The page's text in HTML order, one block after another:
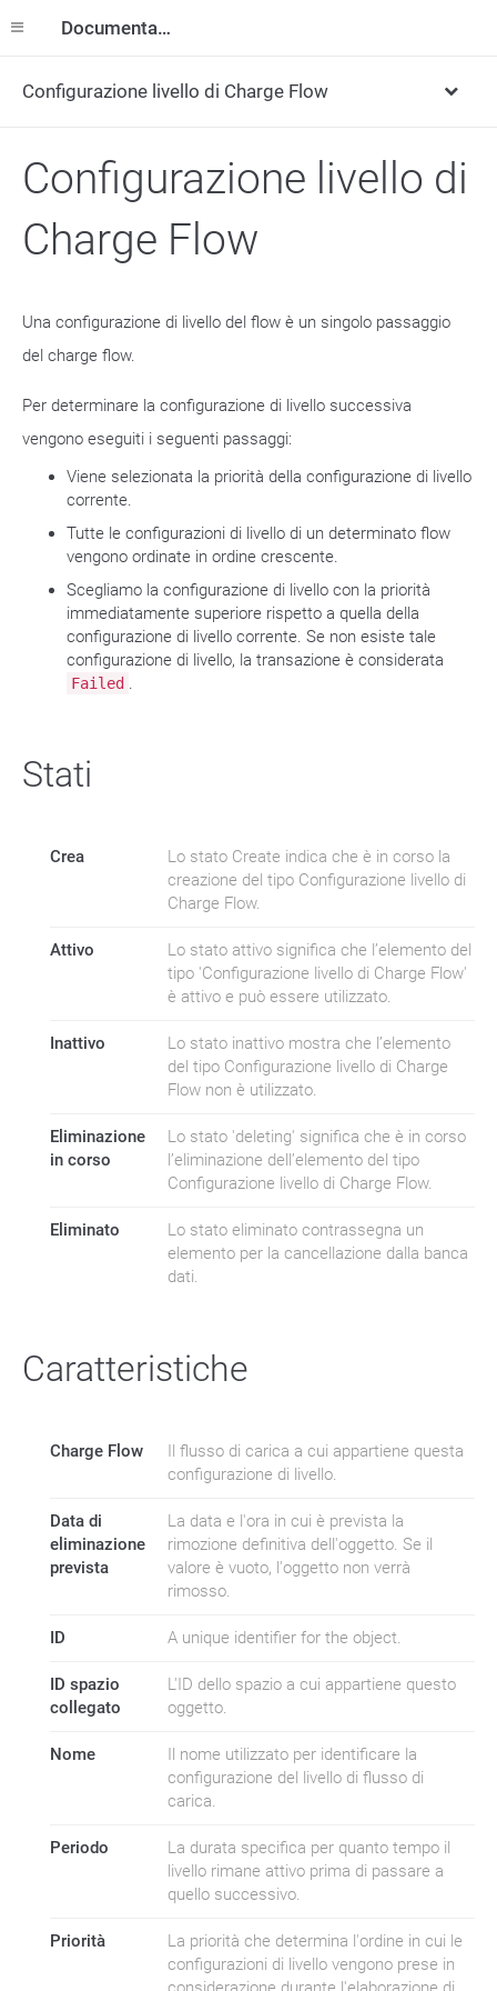
Documentazione
Configurazione livello di Charge Flow
Configurazione livello di
Charge Flow
Una configurazione di livello del flow è un singolo passaggio
del charge flow.
Per determinare la configurazione di livello successiva
vengono eseguiti i seguenti passaggi:
Viene selezionata la priorità della configurazione di livello
corrente.
Tutte le configurazioni di livello di un determinato flow
vengono ordinate in ordine crescente.
Scegliamo la configurazione di livello con la priorità
immediatamente superiore rispetto a quella della
configurazione di livello corrente. Se non esiste tale
configurazione di livello, la transazione è considerata
Failed .
Stati
Crea
Lo stato Create indica che è in corso la
creazione del tipo Configurazione livello di
Charge Flow.
Attivo
Lo stato attivo significa che l’elemento del
tipo 'Configurazione livello di Charge Flow'
è attivo e può essere utilizzato.
Inattivo
Lo stato inattivo mostra che l’elemento
del tipo Configurazione livello di Charge
Flow non è utilizzato.
Eliminazione
in corso
Lo stato 'deleting' significa che è in corso
l’eliminazione dell’elemento del tipo
Configurazione livello di Charge Flow.
Eliminato
Lo stato eliminato contrassegna un
elemento per la cancellazione dalla banca
dati.
Caratteristiche
Charge Flow
Il flusso di carica a cui appartiene questa
configurazione di livello.
Data di
eliminazione
prevista
La data e l'ora in cui è prevista la
rimozione definitiva dell'oggetto. Se il
valore è vuoto, l'oggetto non verrà
rimosso.
ID A unique identifier for the object.
ID spazio
collegato
L'ID dello spazio a cui appartiene questo
oggetto.
Nome
Il nome utilizzato per identificare la
configurazione del livello di flusso di
carica.
Periodo
La durata specifica per quanto tempo il
livello rimane attivo prima di passare a
quello successivo.
Priorità
La priorità che determina l'ordine in cui le
configurazioni di livello vengono prese in